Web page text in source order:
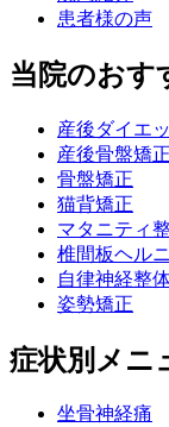
患者様の声
当院のおす
産後ダイエ
産後骨盤矯正
骨盤矯正
猫背矯正
マタニティ
椎間板ヘル
自律神経整
姿勢矯正
症状別メニ
坐骨神経痛